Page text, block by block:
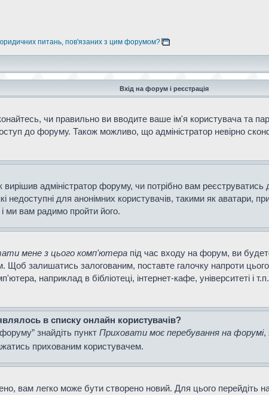
юридичних питань, пов'язаних з цим форумом?
Вхід на форум і реєстрація
чи правильно ви вводите ваше ім'я користувача та
до форуму. Також можливо, що адміністратор невірно
адміністратор форуму, чи потрібно вам
недоступні для анонімних користувачів, такими як аватари,
і ми вам радимо пройти його.
мене з цього комп'ютера під час входу на форум, ви
Щоб залишатись залогованим, поставте галочку напроти
наприклад в бібліотеці, інтернет-кафе, університеті і
в списку онлайн користувачів?
знайдіть пункт Приховати моє перебування на форумі,
прихованим користувачем.
вам легко може бути створено новий. Для цього перейдіть на